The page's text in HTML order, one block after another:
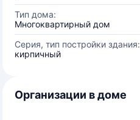
Тип дома:
Многоквартирный дом
Серия, тип постройки здания:
кирпичный
Организации в доме